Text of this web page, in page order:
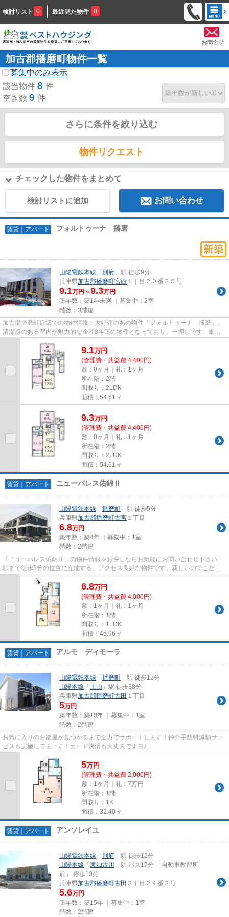
検討リスト 0 最近見た物件 0
お問合せ
加古郡播磨町物件一覧
募集中のみ表示
該当物件 8 件
空き数 9 件
さらに条件を絞り込む
物件リクエスト
チェックした物件をまとめて
検討リストに追加 お問い合わせ
賃貸｜アパート フォルトゥーナ 播磨
山陽電鉄本線 「 別府 」駅 徒歩9分
兵庫県加古郡播磨町宮西 １丁目２０番２５号
9.1万円～9.3万円
築年数：築1年未満 ｜募集中： 2室
階数：3階建
加古郡播磨町近辺での物件情報：大好評のあの物件「フォルトゥーナ 播磨」。
清潔感のある室内が魅力的な令和8年築の物件となっており、一押しです。細か
い所にペットに対する愛が感じ...
9.1万円
(管理費・共益費 4,400円)
敷：0ヶ月｜礼：1ヶ月
所在階：2階
間取り：2LDK
面積：54.61㎡
9.3万円
(管理費・共益費 4,400円)
敷：0ヶ月｜礼：1ヶ月
所在階：2階
間取り：2LDK
面積：54.61㎡
賃貸｜アパート ニューパレス佑錦Ⅱ
山陽電鉄本線 「 播磨町 」駅 徒歩5分
兵庫県加古郡播磨町古宮 １丁目
6.8万円
築年数：築4年 ｜募集中： 1室
階数：2階建
「ニューパレス佑錦Ⅱ」の物件情報をお探しならお気軽にお問い合わせ下さい。
駅まで徒歩5分の位置に立地する、アクセス良好な物件です。新しいのでこだわ
りの多い方にもおすすめの築浅...
6.8万円
(管理費・共益費 4,000円)
敷：1ヶ月｜礼：1ヶ月
所在階：1階
間取り：1LDK
面積：45.96㎡
賃貸｜アパート アルモ ディモーラ
山陽電鉄本線 「 播磨町 」駅 徒歩12分
山陽本線 「 土山 」駅 徒歩38分
兵庫県加古郡播磨町古田 １丁目
5万円
築年数：築10年 ｜募集中： 1室
階数：2階建
お気に入りのお部屋が見つかるまで全力でサポートします！仲介手数料減額サー
ビスも実施してまーす！カード決済も大丈夫ですヨ♪
5万円
(管理費・共益費 2,000円)
敷：1ヶ月｜礼：7万円
所在階：1階
間取り：1K
面積：32.40㎡
賃貸｜アパート アンソレイユ
山陽電鉄本線 「 別府 」駅 徒歩12分
山陽本線 「 東加古川
」駅 バス17分 「自動車教習所
前」 停歩10分
兵庫県加古郡播磨町古田 ３丁目２４番２号
5.6万円
築年数：築15年 ｜募集中： 1室
階数：2階建